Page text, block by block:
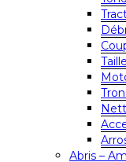
Abris –